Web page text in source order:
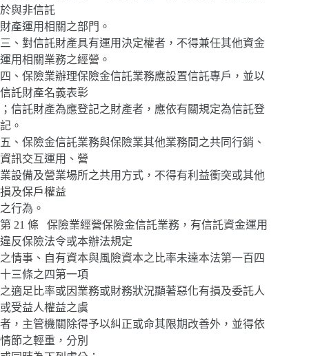
於與非信託
財產運用相關之部門。
三、對信託財產具有運用決定權者，不得兼任其他資金
運用相關業務之經營。
四、保險業辦理保險金信託業務應設置信託專戶，並以
信託財產名義表彰
；信託財產為應登記之財產者，應依有關規定為信託登
記。
五、保險金信託業務與保險業其他業務間之共同行銷、
資訊交互運用、營
業設備及營業場所之共用方式，不得有利益衝突或其他
損及保戶權益
之行為。
第 21 條 保險業經營保險金信託業務，有信託資金運用
違反保險法令或本辦法規定
之情事、自有資本與風險資本之比率未達本法第一百四
十三條之四第一項
之適足比率或因業務或財務狀況顯著惡化有損及委託人
或受益人權益之虞
者，主管機關除得予以糾正或命其限期改善外，並得依
情節之輕重，分別